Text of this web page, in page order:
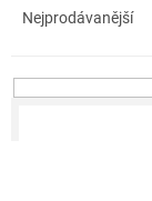
n
Nejprodávanější